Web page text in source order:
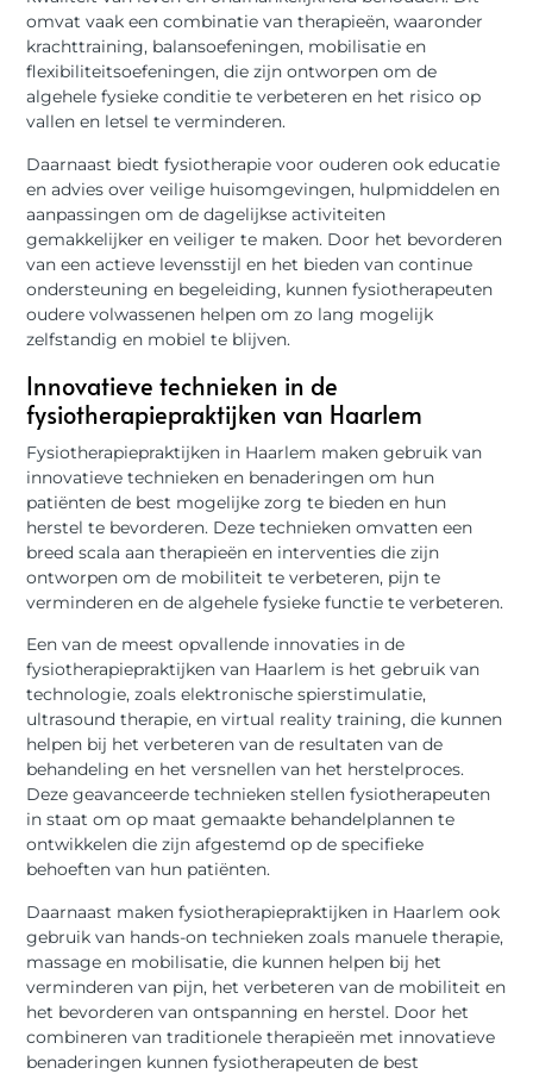
omvat vaak een combinatie van therapieën, waaronder
krachttraining, balansoefeningen, mobilisatie en
flexibiliteitsoefeningen, die zijn ontworpen om de
algehele fysieke conditie te verbeteren en het risico op
vallen en letsel te verminderen.
Daarnaast biedt fysiotherapie voor ouderen ook educatie
en advies over veilige huisomgevingen, hulpmiddelen en
aanpassingen om de dagelijkse activiteiten
gemakkelijker en veiliger te maken. Door het bevorderen
van een actieve levensstijl en het bieden van continue
ondersteuning en begeleiding, kunnen fysiotherapeuten
oudere volwassenen helpen om zo lang mogelijk
zelfstandig en mobiel te blijven.
Innovatieve technieken in de
fysiotherapiepraktijken van Haarlem
Fysiotherapiepraktijken in Haarlem maken gebruik van
innovatieve technieken en benaderingen om hun
patiënten de best mogelijke zorg te bieden en hun
herstel te bevorderen. Deze technieken omvatten een
breed scala aan therapieën en interventies die zijn
ontworpen om de mobiliteit te verbeteren, pijn te
verminderen en de algehele fysieke functie te verbeteren.
Een van de meest opvallende innovaties in de
fysiotherapiepraktijken van Haarlem is het gebruik van
technologie, zoals elektronische spierstimulatie,
ultrasound therapie, en virtual reality training, die kunnen
helpen bij het verbeteren van de resultaten van de
behandeling en het versnellen van het herstelproces.
Deze geavanceerde technieken stellen fysiotherapeuten
in staat om op maat gemaakte behandelplannen te
ontwikkelen die zijn afgestemd op de specifieke
behoeften van hun patiënten.
Daarnaast maken fysiotherapiepraktijken in Haarlem ook
gebruik van hands-on technieken zoals manuele therapie,
massage en mobilisatie, die kunnen helpen bij het
verminderen van pijn, het verbeteren van de mobiliteit en
het bevorderen van ontspanning en herstel. Door het
combineren van traditionele therapieën met innovatieve
benaderingen kunnen fysiotherapeuten de best